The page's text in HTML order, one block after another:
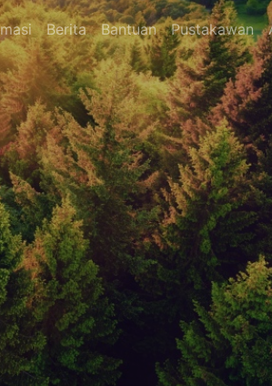
Berita Bantuan Pustakawan